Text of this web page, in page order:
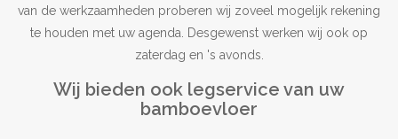
van de werkzaamheden proberen wij zoveel mogelijk rekening
te houden met uw agenda. Desgewenst werken wij ook op
zaterdag en 's avonds.
Wij bieden ook legservice van uw
bamboevloer